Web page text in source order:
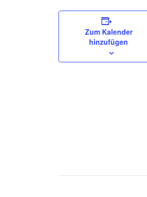
Zum Kalender
hinzufügen